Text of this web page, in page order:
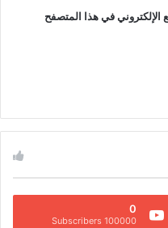
الإلكتروني في هذا المتصفح
0
100000 Subscribers